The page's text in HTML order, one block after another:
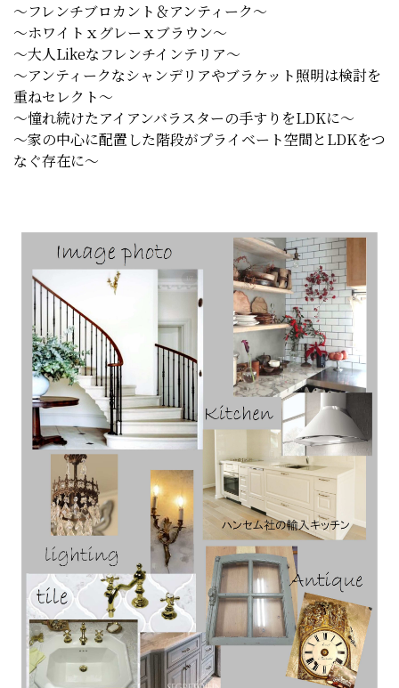
～フレンチブロカント＆アンティーク～
～ホワイトｘグレーｘブラウン～
～大人Likeなフレンチインテリア～
～アンティークなシャンデリアやブラケット照明は検討を
重ねセレクト～
～憧れ続けたアイアンバラスターの手すりをLDKに～
～家の中心に配置した階段がプライベート空間とLDKをつ
なぐ存在に～